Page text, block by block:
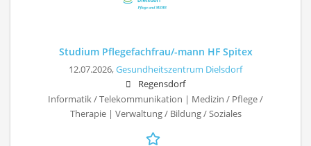
Studium Pflegefachfrau/-mann HF Spitex
12.07.2026,Gesundheitszentrum Dielsdorf
Regensdorf
Informatik / Telekommunikation | Medizin / Pflege /
Therapie | Verwaltung / Bildung / Soziales